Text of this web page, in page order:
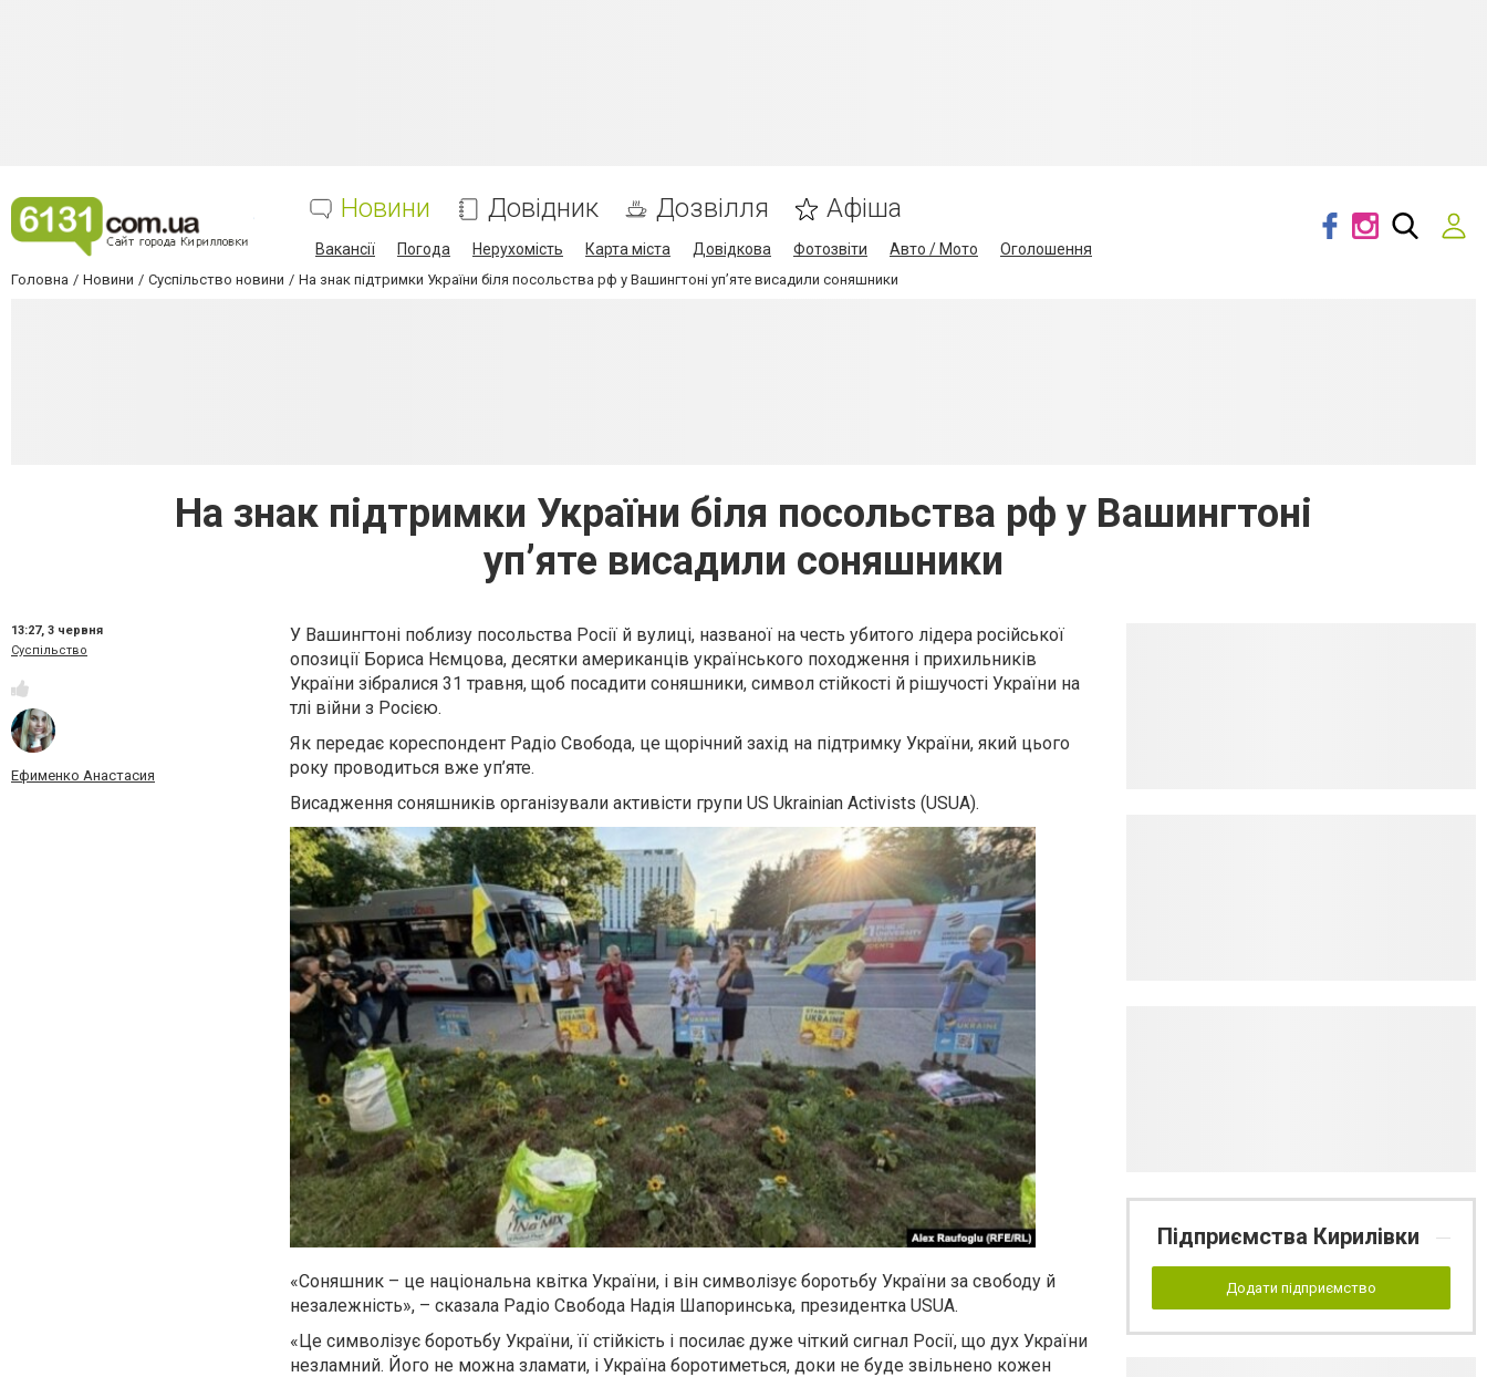
Новини Довідник Дозвілля Афіша
Вакансії Погода Нерухомість Карта міста Довідкова Фотозвіти Авто / Мото Оголошення
Головна Новини Суспільство новини На знак підтримки України біля посольства рф у Вашингтоні уп’яте висадили соняшники
На знак підтримки України біля посольства рф у Вашингтоні
уп’яте висадили соняшники
13:27, 3 червня
Суспільство
Ефименко Анастасия
У Вашингтоні поблизу посольства Росії й вулиці, названої на честь убитого лідера російської
опозиції Бориса Нємцова, десятки американців українського походження і прихильників
України зібралися 31 травня, щоб посадити соняшники, символ стійкості й рішучості України на
тлі війни з Росією.
Як передає кореспондент Радіо Свобода, це щорічний захід на підтримку України, який цього
року проводиться вже уп’яте.
Висадження соняшників організували активісти групи US Ukrainian Activists (USUA).
«Соняшник – це національна квітка України, і він символізує боротьбу України за свободу й
незалежність», – сказала Радіо Свобода Надія Шапоринська, президентка USUA.
«Це символізує боротьбу України, її стійкість і посилає дуже чіткий сигнал Росії, що дух України
незламний. Його не можна зламати, і Україна боротиметься, доки не буде звільнено кожен
Підприємства Кирилівки
Додати підприємство